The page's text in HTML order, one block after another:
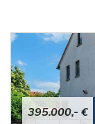
395.000,- €